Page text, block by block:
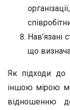
Нав’язані
що
Як підходи до
іншою мірою
відношенню